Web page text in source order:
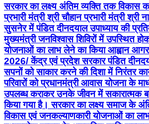
सरकार का लक्ष्य अंतिम व्यक्ति तक विकास
प्रभारी मंत्री श्री चौहान प्रभारी मंत्री श्री
सुसनेर में पंडित दीनदयाल उपाध्याय की
मुख्यमंत्री जनविश्वास शिविरों में उपस्थित
योजनाओं का लाभ लेने का किया आह्वान
2026/ केंद्र एवं प्रदेश सरकार पंडित
सपनों को साकार करने की दिशा में निरंतर
परिवारों को प्रधानमंत्री आवास योजना के
उपलब्ध कराकर उनके जीवन में सकारात्मक
किया गया है। सरकार का लक्ष्य समाज के
विकास एवं जनकल्याणकारी योजनाओं का